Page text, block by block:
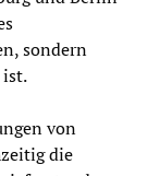
sondern
ist.
von
die